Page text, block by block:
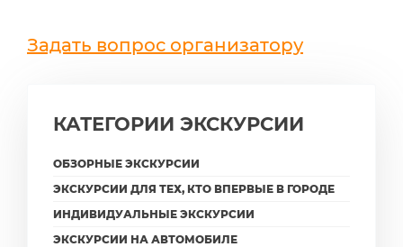
Задать вопрос организатору
КАТЕГОРИИ ЭКСКУРСИИ
ОБЗОРНЫЕ ЭКСКУРСИИ
ЭКСКУРСИИ ДЛЯ ТЕХ, КТО ВПЕРВЫЕ В ГОРОДЕ
ИНДИВИДУАЛЬНЫЕ ЭКСКУРСИИ
ЭКСКУРСИИ НА АВТОМОБИЛЕ